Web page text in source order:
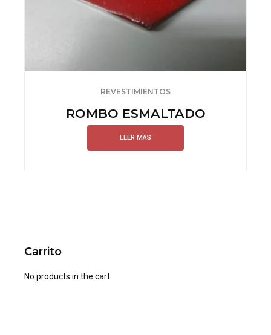
REVESTIMIENTOS
ROMBO ESMALTADO
LEER MÁS
Carrito
No products in the cart.